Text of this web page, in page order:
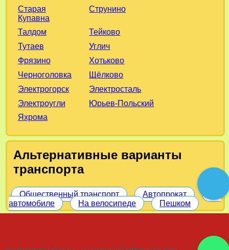
Старая
Купавна
Струнино
Талдом
Тейково
Тутаев
Углич
Фрязино
Хотьково
Черноголовка
Щёлково
Электрогорск
Электросталь
Электроугли
Юрьев-Польский
Яхрома
Альтернативные варианты
транспорта
Общественный транспорт Автопрокат
автомобиле
На велосипеде Пешком